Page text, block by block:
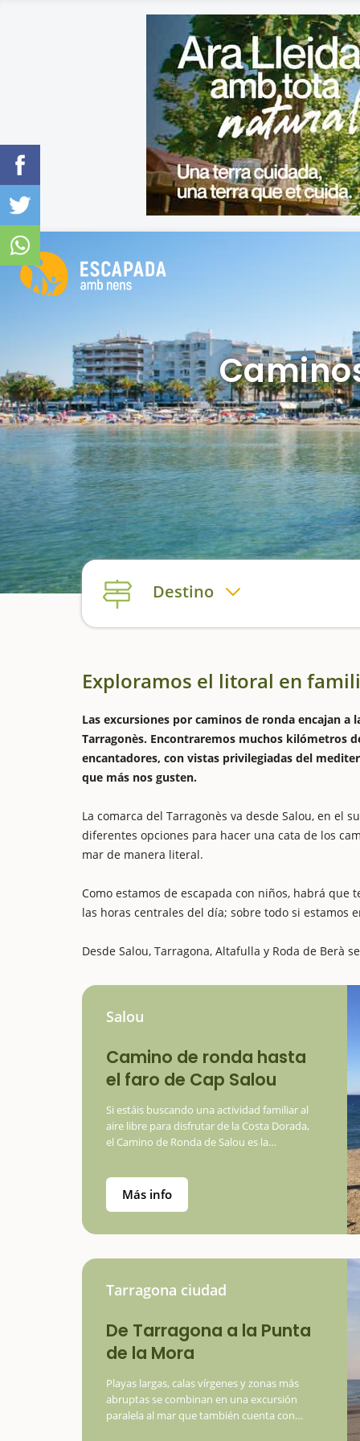
Destino
Exploramos el litoral en
Las excursiones por caminos de ronda encajan a
Tarragonès. Encontraremos muchos kilómetros
encantadores, con vistas privilegiadas del
que más nos gusten.
La comarca del Tarragonès va desde Salou, en el
diferentes opciones para hacer una cata de los
mar de manera literal.
Como estamos de escapada con niños, habrá
las horas centrales del día; sobre todo si estamos
Desde Salou, Tarragona, Altafulla y Roda de Berà
Salou
Camino de ronda hasta
el faro de Cap Salou
Si estáis buscando una actividad familiar al
aire libre para disfrutar de la Costa Dorada,
el Camino de Ronda de Salou es la
paisajes espectaculares,…
Más info
Tarragona ciudad
De Tarragona a la Punta
de la Mora
Playas largas, calas vírgenes y zonas más
abruptas se combinan en una excursión
paralela al mar que también cuenta con